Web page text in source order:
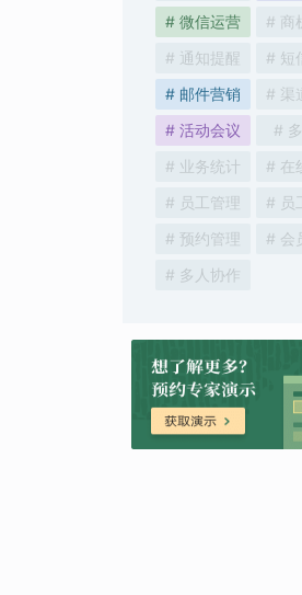
# 微信运营
# 商
# 通知提醒
# 短
# 邮件营销
# 渠
# 活动会议
#
# 业务统计
# 在
# 员工管理
# 员
# 预约管理
# 会
# 多人协作